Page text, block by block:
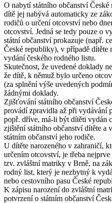
O nabytí státního občanství
dítě jej nabývá automaticky ze
rodičů o určení otcovství nebo
otcovství. Jedná se tedy pouze o
státní občanství prokazuje (např.
České republiky), v případě dítěte
vydání českého rodného listu.
Skutečnost, že uvedené doklady
že dítě, k němuž bylo určeno
(za splnění výše uvedených
žádnými doklady.
Zjišťování státního občanství
provádí zpravidla až při vydávání
popř. dříve, má-li být dítěti vydán
zjištění státního občanství dítěte a
státním občanství jeho rodiče.
U dítěte narozeného v zahraničí,
určením otcovství, je třeba
tzv. zvláštní matriky v Brně, na
rodný list, který je nezbytný k
nebo cestovního pasu České
K zápisu narození do zvláštní
potvrzení o státním občanství